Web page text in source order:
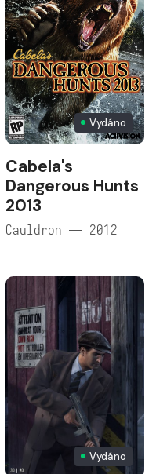
Vydáno
Cabela's
Dangerous Hunts
2013
Cauldron — 2012
Vydáno